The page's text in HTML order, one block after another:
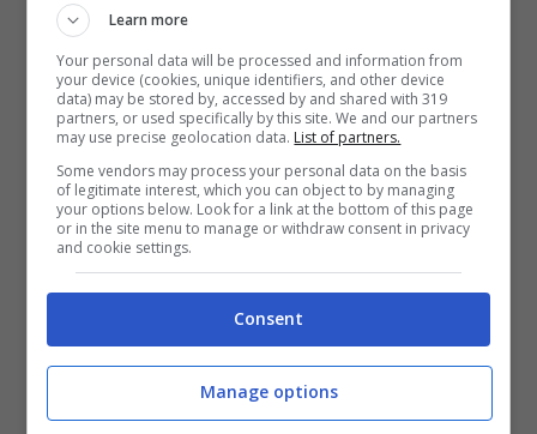
Annalisa in un selfie (Blueshouse.it) Foto Instagram
@naliannalisa
Carlo Conti è in cerca di spalle femminili con
le quali condividere le telecamere della
prossima edizione del Festival. E quale
occasione migliore di questa per Annalisa di
farsi notare in un ruolo diverso da quello
della cantante? La Scarrone si è fatta avanti
per ricoprire il ruolo di coconduttrice.
Learn more
Your personal data will be processed and information from
your device (cookies, unique identifiers, and other device
data) may be stored by, accessed by and shared with 319
partners, or used specifically by this site. We and our partners
may use precise geolocation data. List of partners.
Some vendors may process your personal data on the basis
of legitimate interest, which you can object to by managing
your options below. Look for a link at the bottom of this page
or in the site menu to manage or withdraw consent in privacy
and cookie settings.
Consent
Manage options